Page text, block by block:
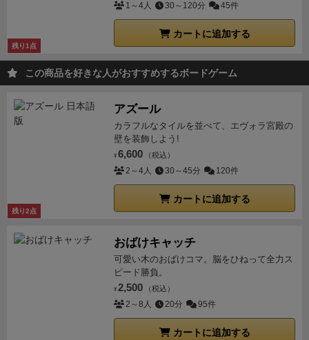
残り1点
1～4人 30～120分 45件
カートに追加する
この商品を好きな人がおすすめするボードゲーム
残り2点
アズール
カラフルなタイルを並べて、エヴォラ宮殿の
壁を装飾しよう!
¥ 6,600 （税込）
2～4人 30～45分 120件
カートに追加する
おばけキャッチ
可愛い木のおばけコマ。脳をひねって全力ス
ピード勝負。
¥ 2,500 （税込）
2～8人 20分 95件
カートに追加する